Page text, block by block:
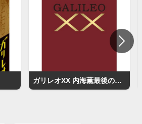
ガリレオXX 内海薫最後の事件 愚弄ぶ